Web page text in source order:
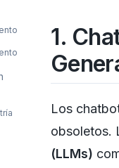
1.
Los
obsoletos.
(LLMs)